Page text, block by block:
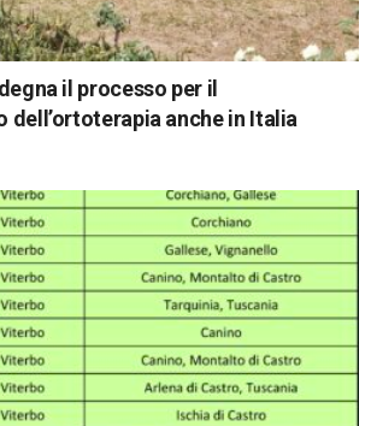
il processo per il
dell’ortoterapia anche in Italia